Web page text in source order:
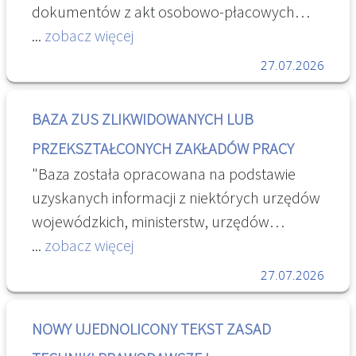
dokumentów z akt osobowo-płacowych
należy sprawdzić, czy dokumentacja
spółdzielni jest przechowywana przez
Archiwum KRS. [...] " Informacje pomocne
pracowniczej
... zobacz więcej
27.07.2026
BAZA ZUS ZLIKWIDOWANYCH LUB
PRZEKSZTAŁCONYCH ZAKŁADÓW PRACY
"Baza została opracowana na podstawie
uzyskanych informacji z niektórych urzędów
wojewódzkich, ministerstw, urzędów
centralnych oraz archiwów państwowych,
zawiera ułożone w porządku alfabetycznym
informacje na temat zlikwidowanych bądź
m.in. informacje o miejscu przechowywania
... zobacz więcej
27.07.2026
NOWY UJEDNOLICONY TEKST ZASAD